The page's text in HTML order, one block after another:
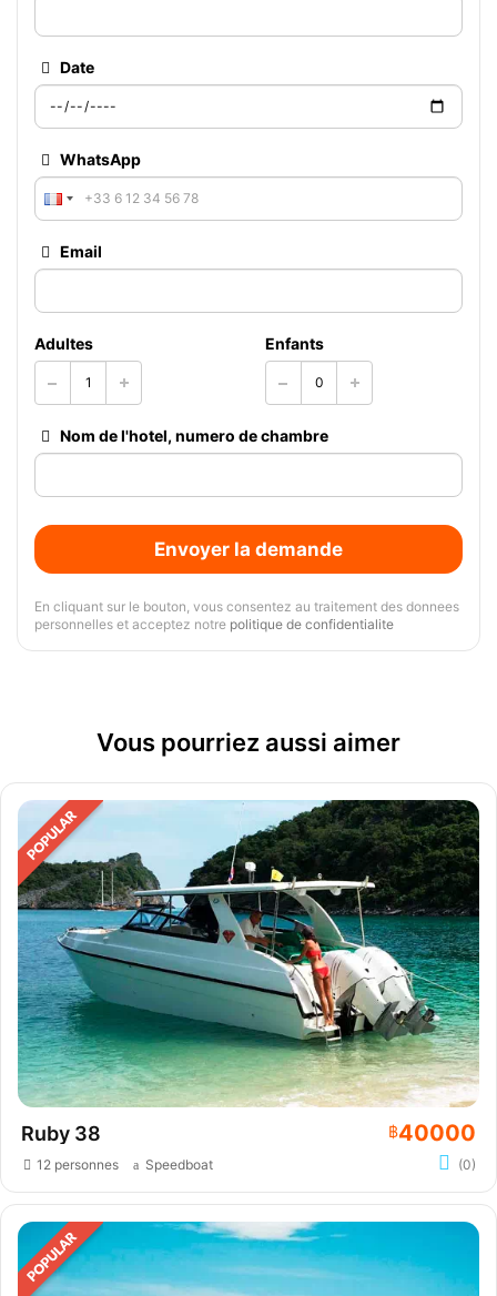
Date
WhatsApp
Email
Adultes Enfants
Nom de l'hotel, numero de chambre
Envoyer la demande
En cliquant sur le bouton, vous consentez au traitement des donnees
personnelles et acceptez notre politique de confidentialite
Vous pourriez aussi aimer
Ruby 38 ฿40000
12 personnes Speedboat (0)